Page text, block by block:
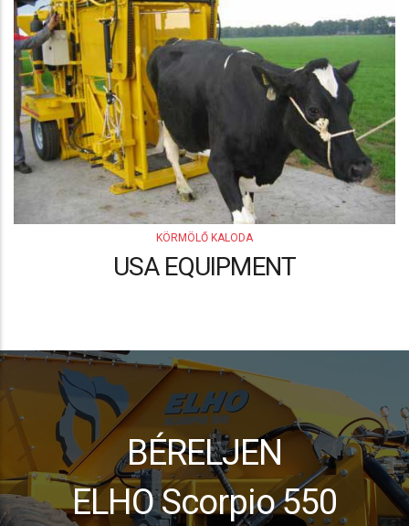
KÖRMÖLŐ KALODA
USA EQUIPMENT
BÉRELJEN
ELHO Scorpio 550